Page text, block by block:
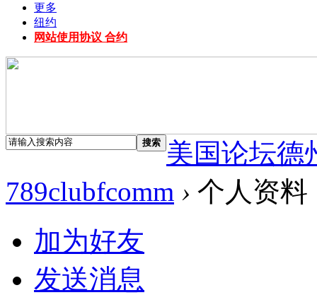
更多
纽约
网站使用协议 合约
搜索
美国论坛德
789clubfcomm › 个人资料
加为好友
发送消息